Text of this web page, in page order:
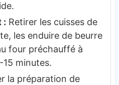
: Retirer les cuisses de
les enduire de beurre
four préchauffé à
15 minutes.
la préparation de